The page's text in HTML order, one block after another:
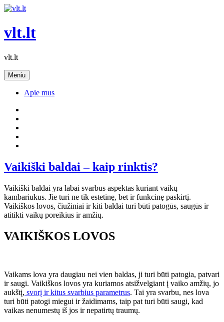
Eiti
turinio
vlt.lt
vlt.lt
Meniu
Apie mus
Vaikiški baldai – kaip rinktis?
Vaikiški baldai yra labai svarbus aspektas kuriant vaikų
kambariukus. Jie turi ne tik estetinę, bet ir funkcinę paskirtį.
Vaikiškos lovos, čiužiniai ir kiti baldai turi būti patogūs, saugūs ir
atitikti vaikų poreikius ir amžių.
VAIKIŠKOS LOVOS
Vaikams lova yra daugiau nei vien baldas, ji turi būti patogia, patvari
ir saugi. Vaikiškos lovos yra kuriamos atsižvelgiant į vaiko amžių, jo
aukštį, svorį ir kitus svarbius parametrus. Tai yra svarbu, nes lova
turi būti patogi miegui ir žaidimams, taip pat turi būti saugi, kad
vaikas nenumestų iš jos ir nepatirtų traumų.